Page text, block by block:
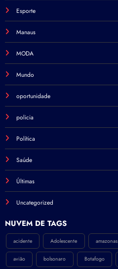
Esporte
Manaus
MODA
Mundo
oportunidade
policia
Política
Saúde
Últimas
Uncategorized
NÚVEM DE TAGS
acidente Adolescente amazonas
avião bolsonaro Botafogo